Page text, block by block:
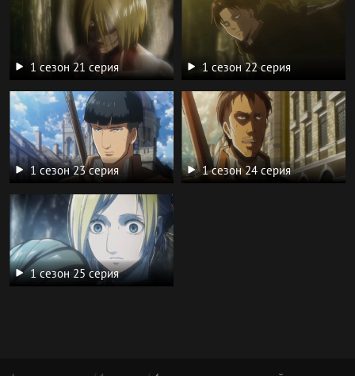
1 сезон 21 серия 1 сезон 22 серия
1 сезон 23 серия 1 сезон 24 серия
1 сезон 25 серия